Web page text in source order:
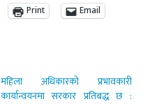
Print Email
महिला अधिकारको प्रभावकारी
कार्यान्वयनमा सरकार प्रतिबद्ध छ :